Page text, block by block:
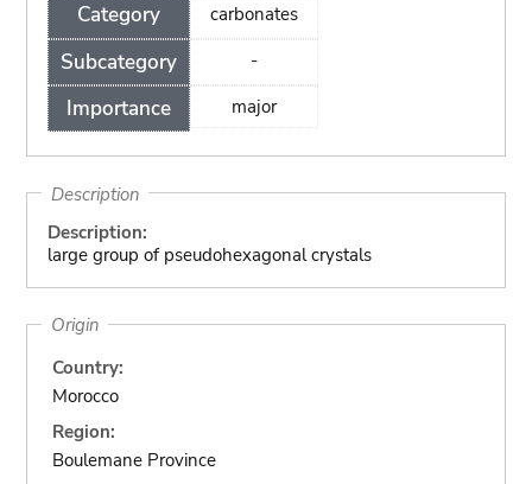
Category
Subcategory
Importance
carbonates
-
major
Description
Description:
large group of pseudohexagonal crystals
Origin
Country:
Morocco
Region:
Boulemane Province